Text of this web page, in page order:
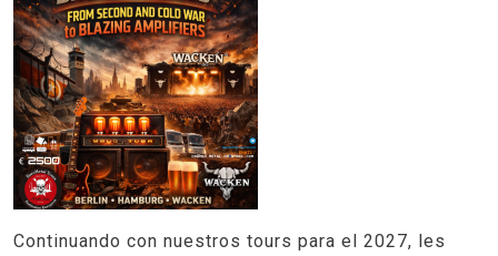
Continuando con nuestros tours para el 2027, les